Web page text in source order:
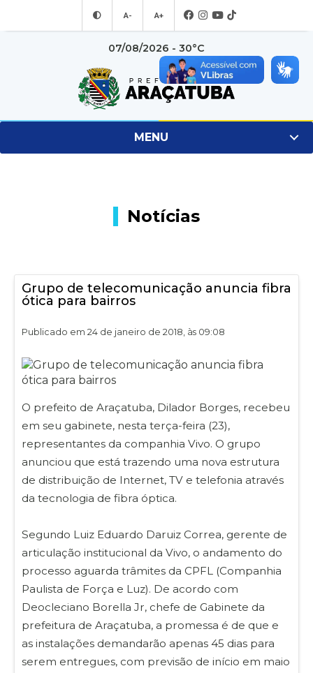
A- A+
07/08/2026 - 30°C
MENU
Notícias
Grupo de telecomunicação anuncia fibra
ótica para bairros
Publicado em 24 de janeiro de 2018, às 09:08
O prefeito de Araçatuba, Dilador Borges, recebeu
em seu gabinete, nesta terça-feira (23),
representantes da companhia Vivo. O grupo
anunciou que está trazendo uma nova estrutura
de distribuição de Internet, TV e telefonia através
da tecnologia de fibra óptica.
Segundo Luiz Eduardo Daruiz Correa, gerente de
articulação institucional da Vivo, o andamento do
processo aguarda trâmites da CPFL (Companhia
Paulista de Força e Luz). De acordo com
Deocleciano Borella Jr, chefe de Gabinete da
prefeitura de Araçatuba, a promessa é de que e
as instalações demandarão apenas 45 dias para
serem entregues, com previsão de início em maio